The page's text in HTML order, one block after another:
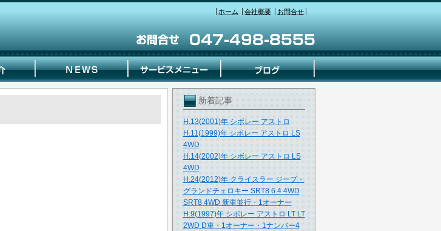
ホーム 会社概要 お問合せ
新着記事
H.13(2001)年 シボレー アストロ
H.11(1999)年 シボレー アストロ LS
4WD
H.14(2002)年 シボレー アストロ LS
4WD
H.24(2012)年 クライスラー ジープ・
グランドチェロキー SRT8 6.4 4WD
SRT8 4WD 新車並行・1オーナー
H.9(1997)年 シボレー アストロ LT LT
2WD D車・1オーナー・1ナンバー4